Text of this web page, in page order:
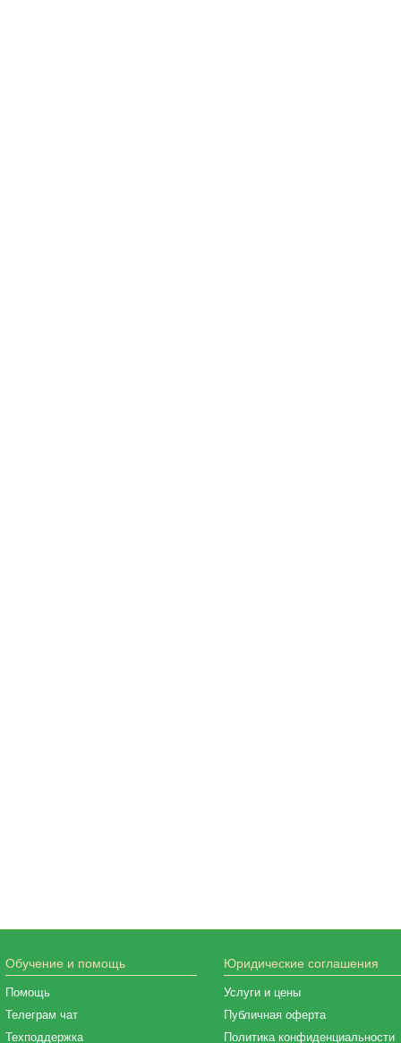
Обучение и помощь
Помощь
Телеграм чат
Техподдержка
Юридические соглашения
Услуги и цены
Публичная оферта
Политика конфиденциальности